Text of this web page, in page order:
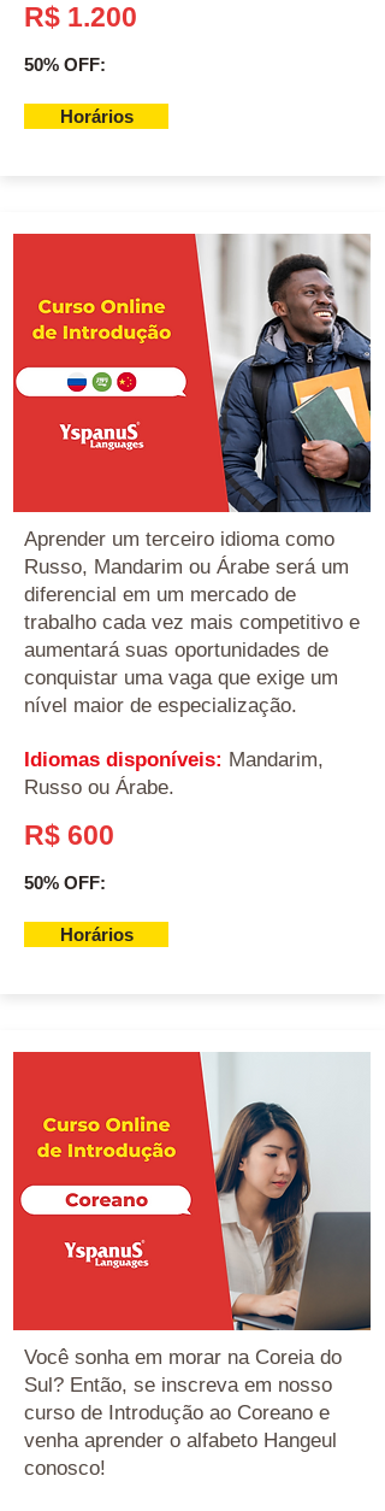
R$ 1.200
50% OFF:
Horários
Aprender um terceiro idioma como
Russo, Mandarim ou Árabe será um
diferencial em um mercado de
trabalho cada vez mais competitivo e
aumentará suas oportunidades de
conquistar uma vaga que exige um
nível maior de especialização.
Idiomas disponíveis: Mandarim,
Russo ou Árabe.
R$ 600
50% OFF:
Horários
Você sonha em morar na Coreia do
Sul? Então, se inscreva em nosso
curso de Introdução ao Coreano e
venha aprender o alfabeto Hangeul
conosco!